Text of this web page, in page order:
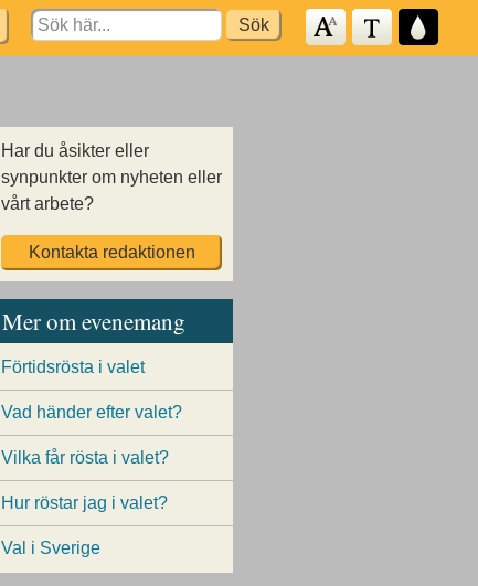
Search
for:
Har du åsikter eller
synpunkter om nyheten eller
vårt arbete?
Kontakta redaktionen
Mer om evenemang
Förtidsrösta i valet
Vad händer efter valet?
Vilka får rösta i valet?
Hur röstar jag i valet?
Val i Sverige